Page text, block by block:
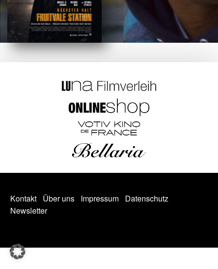
Kontakt Über uns Impressum
Datenschutz
Newsletter